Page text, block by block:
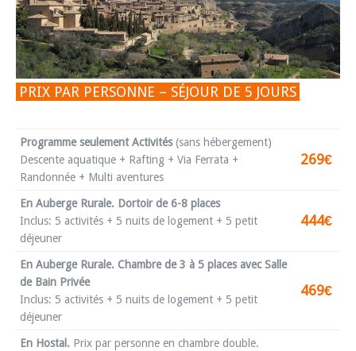
PRIX PAR PERSONNE – SÉJOUR DE 5 JOURS
Programme seulement Activités(sans hébergement)
Descente aquatique + Rafting + Via Ferrata +
Randonnée + Multi aventures
269€
En Auberge Rurale. Dortoir de 6-8 places
Inclus: 5 activités + 5 nuits de logement + 5 petit
déjeuner
444€
En Auberge Rurale. Chambre de 3 à 5 places avec Salle
de Bain Privée
Inclus: 5 activités + 5 nuits de logement + 5 petit
déjeuner
469€
En Hostal. Prix par personne en chambre double.